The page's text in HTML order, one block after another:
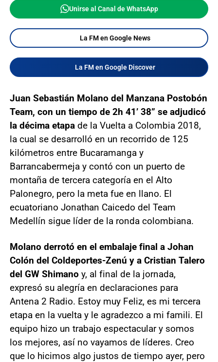
Unirse al Canal de WhatsApp
La FM en Google News
La FM en Google Discover
Juan Sebastián Molano del Manzana Postobón
Team, con un tiempo de 2h 41’ 38” se adjudicó
la décima etapa de la Vuelta a Colombia 2018,
la cual se desarrolló en un recorrido de 125
kilómetros entre Bucaramanga y
Barrancabermeja y contó con un puerto de
montaña de tercera categoría en el Alto
Palonegro, pero la meta fue en llano. El
ecuatoriano Jonathan Caicedo del Team
Medellín sigue líder de la ronda colombiana.
Molano derrotó en el embalaje final a Johan
Colón del Coldeportes-Zenú y a Cristian Talero
del GW Shimano y, al final de la jornada,
expresó su alegría en declaraciones para
Antena 2 Radio. Estoy muy Feliz, es mi tercera
etapa en la vuelta y le agradezco a mi famili. El
equipo hizo un trabajo espectacular y somos
los mejores, así no vayamos de líderes. Creo
que lo hicimos algo justos de tiempo ayer, pero